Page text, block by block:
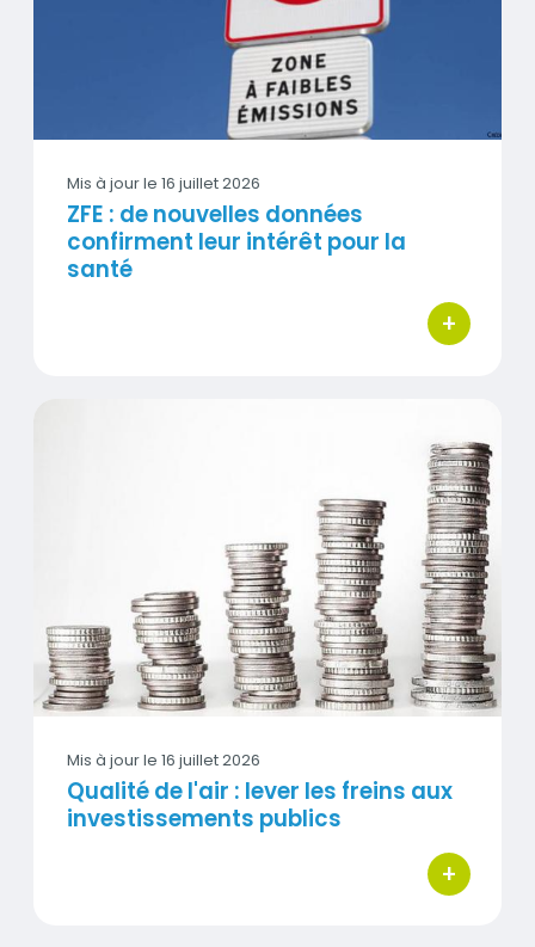
Mis à jour le 16 juillet 2026
ZFE : de nouvelles données
confirment leur intérêt pour la
santé
+
bouton
Mis à jour le 16 juillet 2026
Qualité de l'air : lever les freins aux
investissements publics
+
bouton